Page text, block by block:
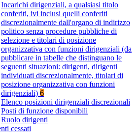
Incarichi dirigenziali, a qualsiasi titolo
conferiti, ivi inclusi quelli conferiti
discrezionalmente dall'organo di indirizzo
politico senza procedure pubbliche di
selezione e titolari di posizione
organizzativa con funzioni dirigenziali (da
pubblicare in tabelle che distinguano le
seguenti situazioni: dirigenti, dirigenti
individuati discrezionalmente, titolari di
posizione organizzativa con funzioni
dirigenziali) 6
Elenco posizioni dirigenziali discrezionali
Posti di funzione disponibili
Ruolo dirigenti
cessati